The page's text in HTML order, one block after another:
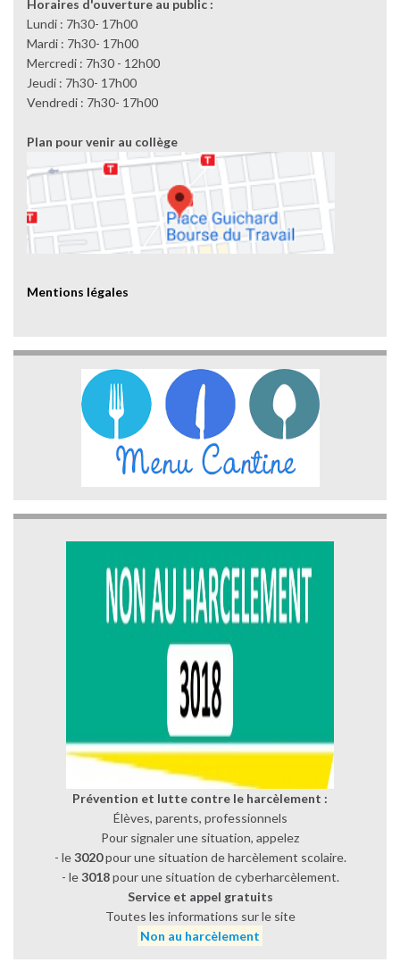
Horaires d'ouverture au public :
Lundi : 7h30- 17h00
Mardi : 7h30- 17h00
Mercredi : 7h30 - 12h00
Jeudi : 7h30- 17h00
Vendredi : 7h30- 17h00
Plan pour venir au collège
Mentions légales
Prévention et lutte contre le harcèlement :
Élèves, parents, professionnels
Pour signaler une situation, appelez
- le3020pour une situation de harcèlement scolaire.
- le3018pour une situation de cyberharcèlement.
Service et appel gratuits
Toutes les informations sur le site
Non au harcèlement